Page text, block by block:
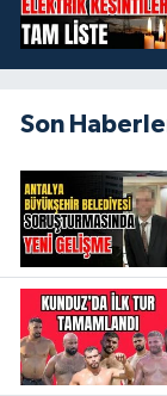
Son